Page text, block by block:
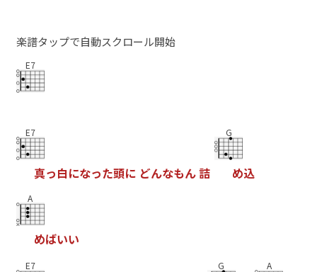
楽譜タップで自動スクロール開始
E7
E7
真っ白になった頭に どんなもん詰
G
め込
A
めばいい
E7 G A